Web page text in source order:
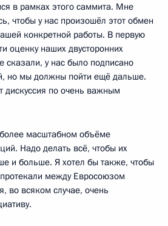
в рамках этого саммита. Мне
чтобы у нас произошёл этот обмен
конкретной работы. В первую
оценку наших двусторонних
у нас было подписано
но мы должны пойти ещё дальше.
дискуссия по очень важным
масштабном объёме
Надо делать всё, чтобы их
и больше. Я хотел бы также, чтобы
между Евросоюзом
во всяком случае, очень